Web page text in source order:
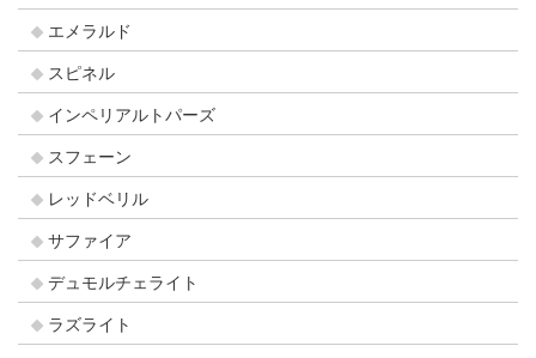
エメラルド
スピネル
インペリアルトパーズ
スフェーン
レッドベリル
サファイア
デュモルチェライト
ラズライト